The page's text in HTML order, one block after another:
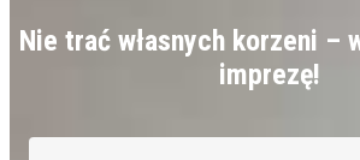
Nie trać własnych korzeni –
imprezę!